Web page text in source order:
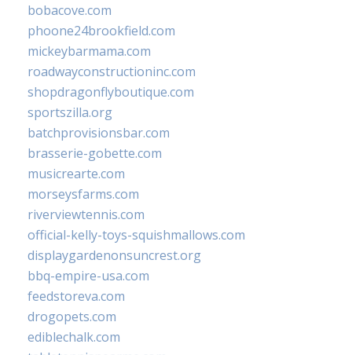
bobacove.com
phoone24brookfield.com
mickeybarmama.com
roadwayconstructioninc.com
shopdragonflyboutique.com
sportszilla.org
batchprovisionsbar.com
brasserie-gobette.com
musicrearte.com
morseysfarms.com
riverviewtennis.com
official-kelly-toys-squishmallows.com
displaygardenonsuncrest.org
bbq-empire-usa.com
feedstoreva.com
drogopets.com
ediblechalk.com